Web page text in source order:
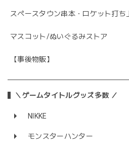
スペースタウン串本・ロケット打ち
マスコット/ぬいぐるみストア
【事後物販】
＼ゲームタイトルグッズ多数 ／
NIKKE
モンスターハンター